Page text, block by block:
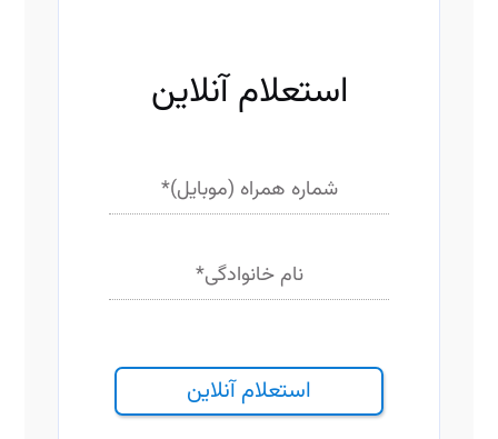
استعلام آنلاین
شماره همراه (موبایل)*
نام خانوادگی*
استعلام آنلاین